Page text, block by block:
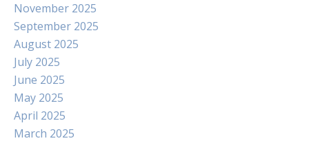
November 2025
September 2025
August 2025
July 2025
June 2025
May 2025
April 2025
March 2025